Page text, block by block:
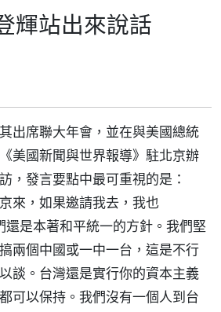
輝站出來說話
出席聯大年會，並在與美國總統
美國新聞與世界報導》駐北京辦
，發言要點中最可重視的是：
來，如果邀請我去，我也
是本著和平統一的方針。我們堅
兩個中國或一中一台，這是不行
談。台灣還是實行你的資本主義
可以保持。我們沒有一個人到台